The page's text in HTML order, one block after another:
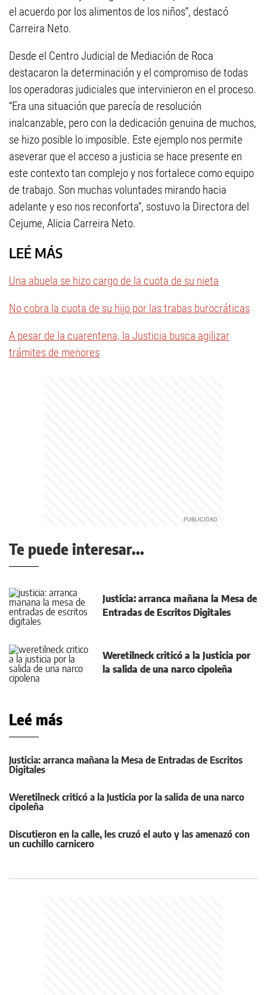
el acuerdo por los alimentos de los niños”, destacó
Carreira Neto.
Desde el Centro Judicial de Mediación de Roca
destacaron la determinación y el compromiso de todas
los operadoras judiciales que intervinieron en el proceso.
“Era una situación que parecía de resolución
inalcanzable, pero con la dedicación genuina de muchos,
se hizo posible lo imposible. Este ejemplo nos permite
aseverar que el acceso a justicia se hace presente en
este contexto tan complejo y nos fortalece como equipo
de trabajo. Son muchas voluntades mirando hacia
adelante y eso nos reconforta”, sostuvo la Directora del
Cejume, Alicia Carreira Neto.
LEÉ MÁS
Una abuela se hizo cargo de la cuota de su nieta
No cobra la cuota de su hijo por las trabas burocráticas
A pesar de la cuarentena, la Justicia busca agilizar
trámites de menores
Te puede interesar...
Justicia: arranca mañana la Mesa de
Entradas de Escritos Digitales
Weretilneck criticó a la Justicia por
la salida de una narco cipoleña
Leé más
Justicia: arranca mañana la Mesa de Entradas de Escritos
Digitales
Weretilneck criticó a la Justicia por la salida de una narco
cipoleña
Discutieron en la calle, les cruzó el auto y las amenazó con
un cuchillo carnicero